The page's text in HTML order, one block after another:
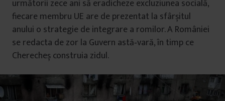
următorii zece ani să eradicheze excluziunea socială,
fiecare membru UE are de prezentat la sfârșitul
anului o strategie de integrare a romilor. A României
se redacta de zor la Guvern astă‑vară, în timp ce
Cherecheș construia zidul.